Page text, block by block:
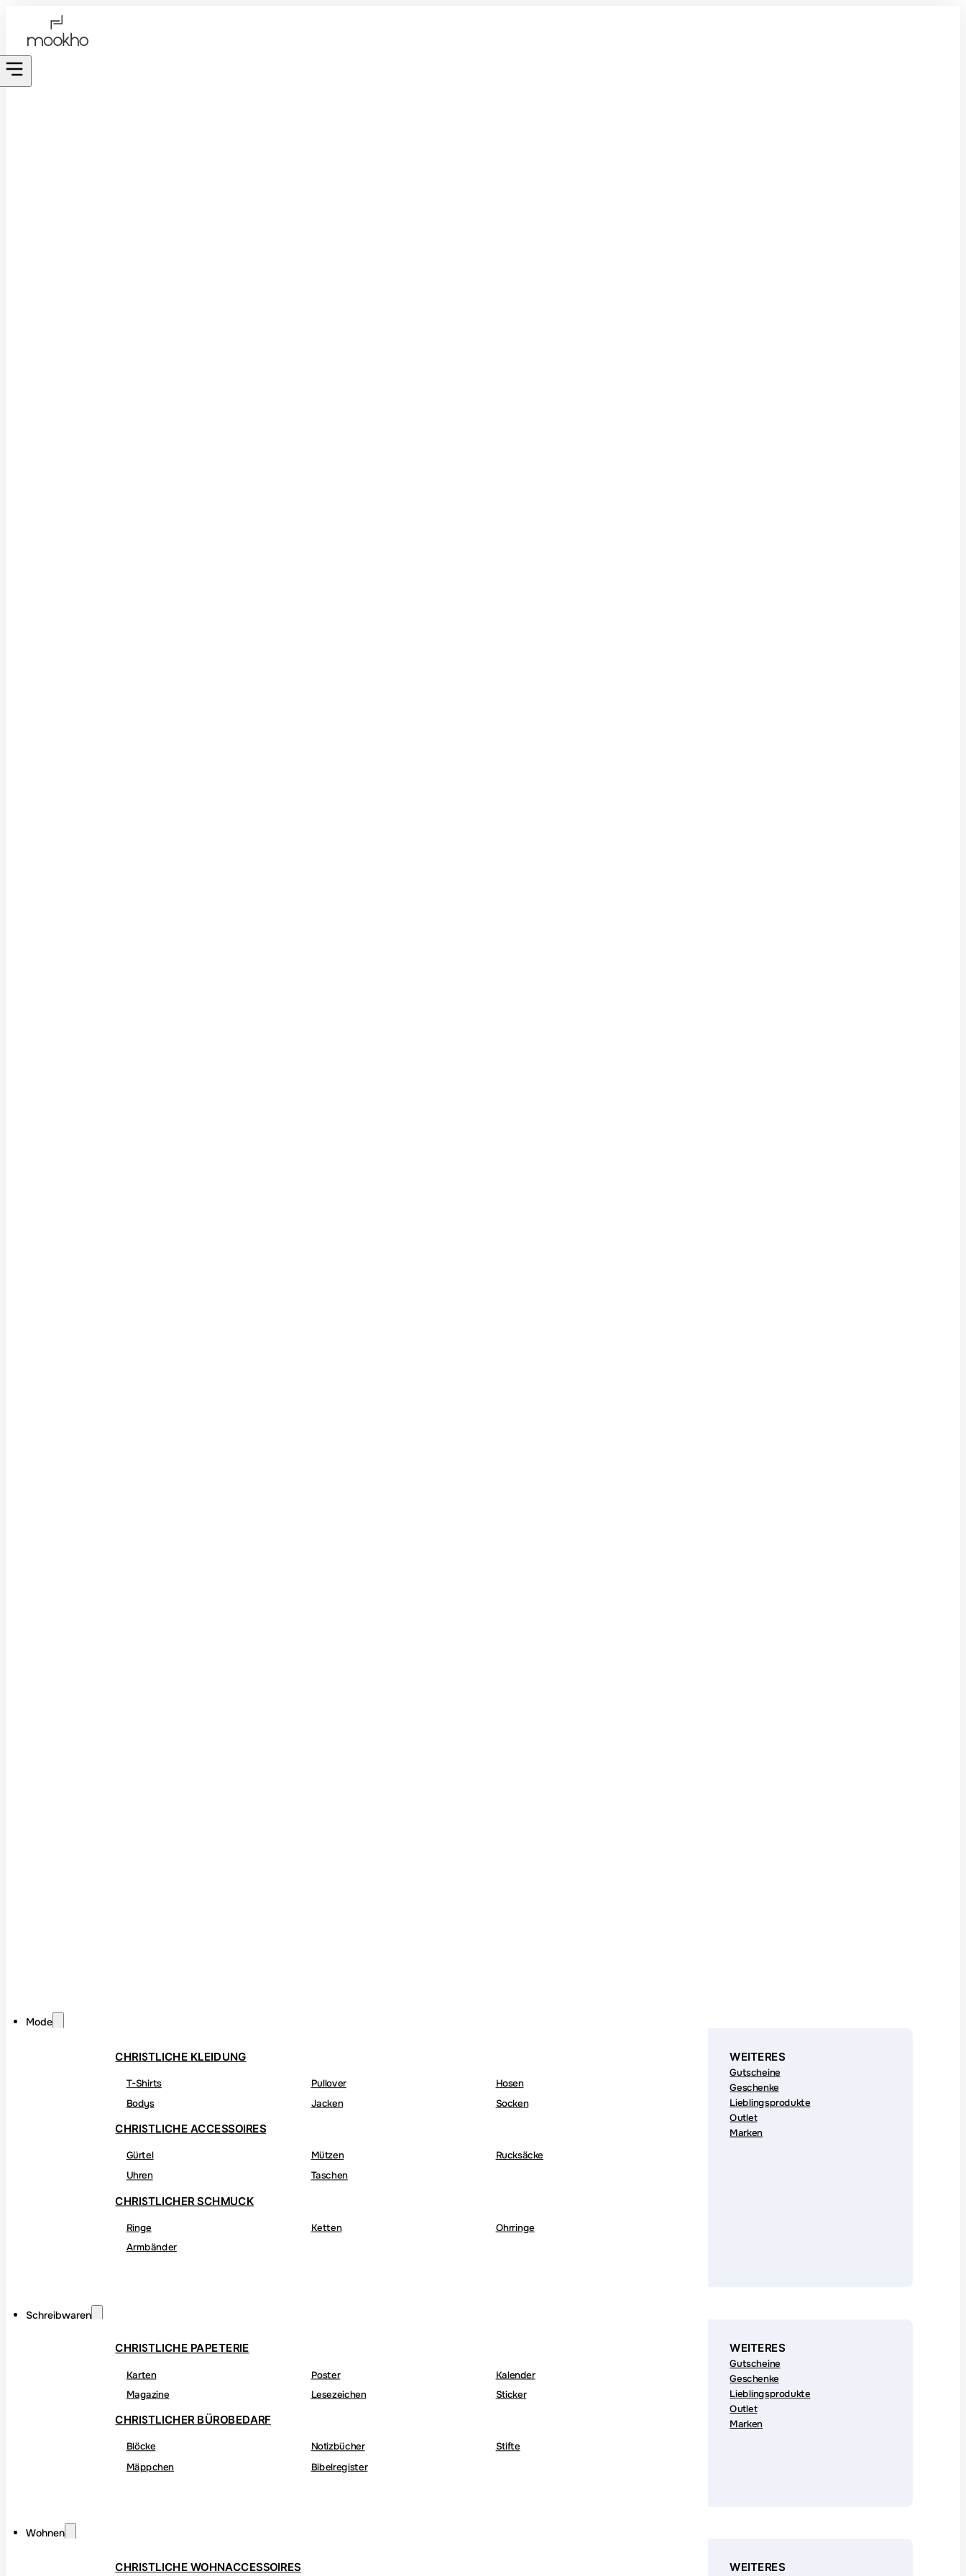
Mode
CHRISTLICHE KLEIDUNG
T-Shirts Pullover
Hosen
Bodys
Jacken Socken
CHRISTLICHE ACCESSOIRES
Gürtel Mützen
Rucksäcke
Uhren
Taschen
CHRISTLICHER SCHMUCK
Ringe Ketten
Ohrringe
Armbänder
WEITERES
Gutscheine
Geschenke
Lieblingsprodukte
Outlet
Marken
Schreibwaren
CHRISTLICHE PAPETERIE
Karten Poster
Kalender
Magazine
Lesezeichen Sticker
CHRISTLICHER BÜROBEDARF
Blöcke Notizbücher
Stifte
Mäppchen
Bibelregister
WEITERES
Gutscheine
Geschenke
Lieblingsprodukte
Outlet
Marken
Wohnen
CHRISTLICHE WOHNACCESSOIRES WEITERES